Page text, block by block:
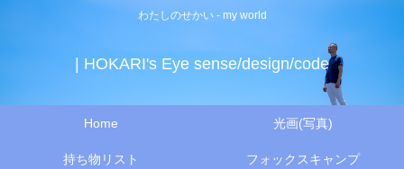
わたしのせかい - my world
| HOKARI's Eye sense/design/code
Home 光画(写真)
持ち物リスト フォックスキャンプ